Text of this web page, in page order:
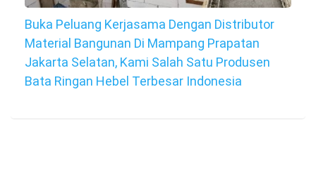
Buka Peluang Kerjasama Dengan Distributor
Material Bangunan Di Mampang Prapatan
Jakarta Selatan, Kami Salah Satu Produsen
Bata Ringan Hebel Terbesar Indonesia